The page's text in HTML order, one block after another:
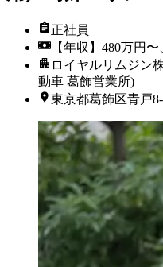
正社員
【年収】480万円
ロイヤルリムジン
動車 葛飾営業所)
東京都葛飾区青戸